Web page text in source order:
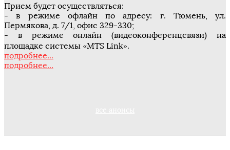
Прием будет осуществляться:
- в режиме офлайн по адресу: г. Тюмень, ул.
Пермякова, д. 7/1, офис 329-330;
- в режиме онлайн (видеоконференцсвязи) на
площадке системы «MTS Link».
подробнее...
подробнее...